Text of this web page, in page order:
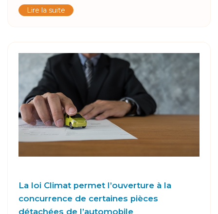
Lire la suite
La loi Climat permet l’ouverture à la
concurrence de certaines pièces
détachées de l’automobile